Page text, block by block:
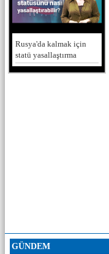
Rusya'da kalmak için
statü yasallaştırma
GÜNDEM